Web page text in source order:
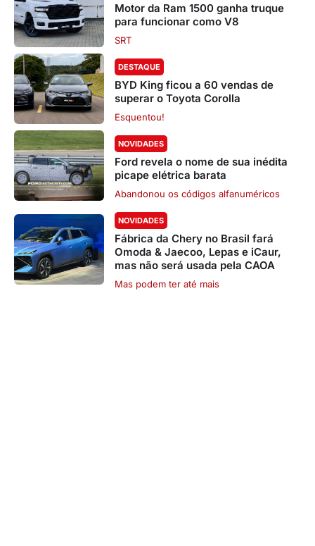
Motor da Ram 1500 ganha truque
para funcionar como V8
SRT
DESTAQUE
BYD King ficou a 60 vendas de
superar o Toyota Corolla
Esquentou!
NOVIDADES
Ford revela o nome de sua inédita
picape elétrica barata
Abandonou os códigos alfanuméricos
NOVIDADES
Fábrica da Chery no Brasil fará
Omoda & Jaecoo, Lepas e iCaur,
mas não será usada pela CAOA
Mas podem ter até mais